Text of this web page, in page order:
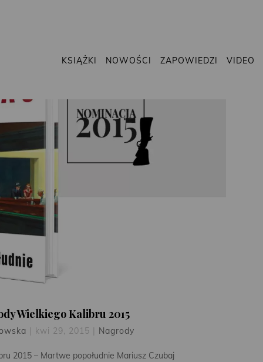
KSIĄŻKI NOWOŚCI ZAPOWIEDZI VIDEO
Wielkiego Kalibru 2015
kwi 29, 2015 Nagrody
2015 – Martwe popołudnie Mariusz Czubaj